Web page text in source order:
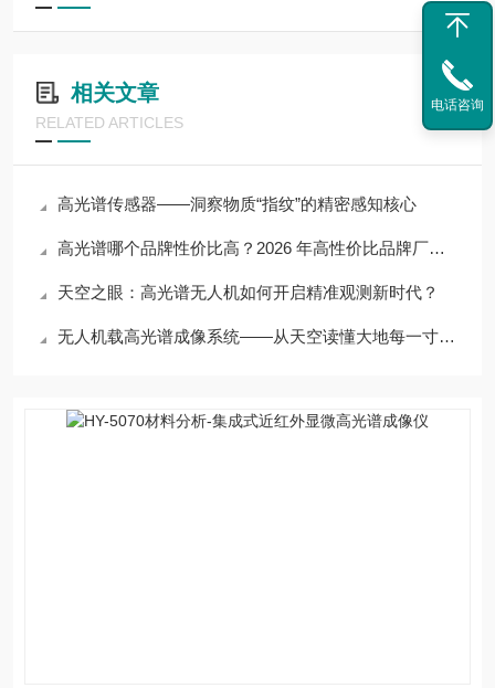
相关文章
RELATED ARTICLES
高光谱传感器——洞察物质“指纹”的精密感知核心
高光谱哪个品牌性价比高？2026 年高性价比品牌厂家推荐及选购要点
天空之眼：高光谱无人机如何开启精准观测新时代？
无人机载高光谱成像系统——从天空读懂大地每一寸物质的光谱密码
电话咨询